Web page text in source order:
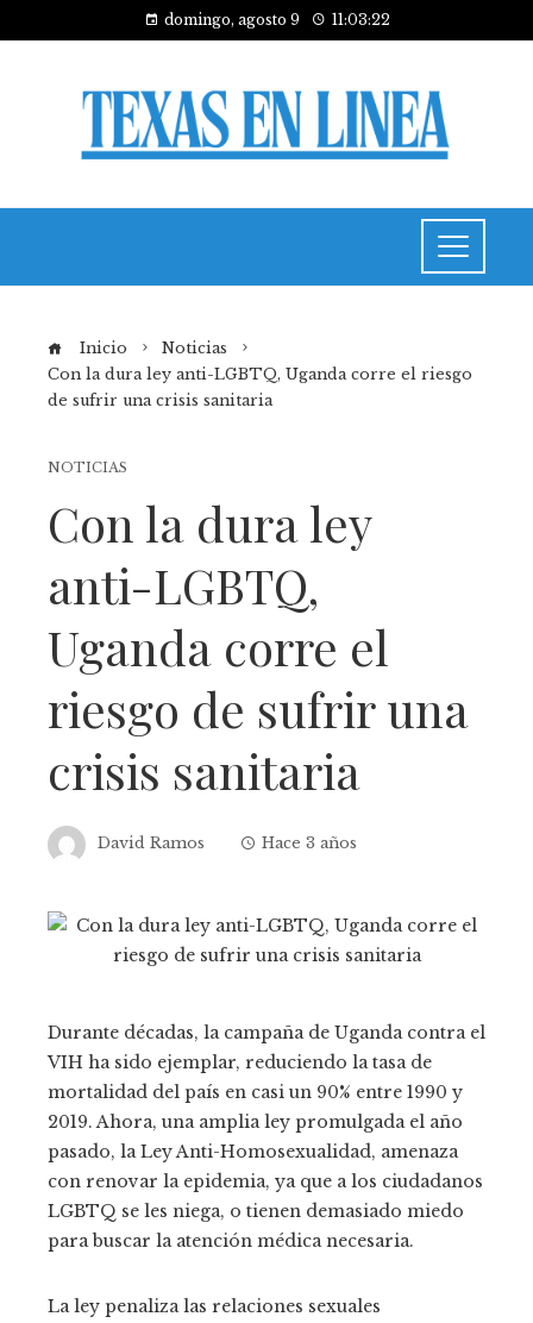
domingo, agosto 9 11:03:23
Inicio
Noticias
Con la dura ley anti-LGBTQ, Uganda corre el riesgo
de sufrir una crisis sanitaria
NOTICIAS
Con la dura ley
anti-LGBTQ,
Uganda corre el
riesgo de sufrir una
crisis sanitaria
David Ramos Hace 3 años
Durante décadas, la campaña de Uganda contra el
VIH ha sido ejemplar, reduciendo la tasa de
mortalidad del país en casi un 90% entre 1990 y
2019. Ahora, una amplia ley promulgada el año
pasado, la Ley Anti-Homosexualidad, amenaza
con renovar la epidemia, ya que a los ciudadanos
LGBTQ se les niega, o tienen demasiado miedo
para buscar la atención médica necesaria.
La ley penaliza las relaciones sexuales